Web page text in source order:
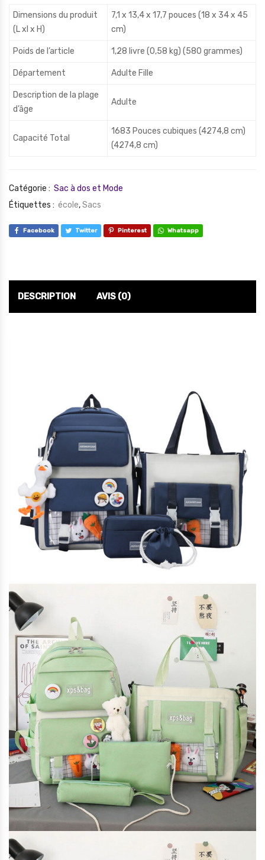
Dimensions du produit
(L xl x H)
7,1 x 13,4 x 17,7 pouces (18 x 34 x 45
cm)
Poids de l’article 1,28 livre (0,58 kg) (580 grammes)
Département Adulte Fille
Description de la plage
d’âge
Adulte
Capacité Total
1683 Pouces cubiques (4274,8 cm)
(4274,8 cm)
Catégorie : Sac à dos et Mode
Étiquettes : école,Sacs
Facebook Twitter Pinterest Whatsapp
DESCRIPTION AVIS (0)